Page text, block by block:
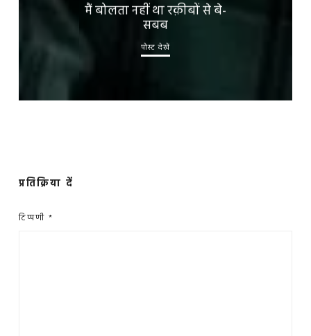
मैं बोलता नहीं था रक़ीबों से बे-
सबब
पोस्ट देखें
प्रतिक्रिया दें
टिप्पणी *